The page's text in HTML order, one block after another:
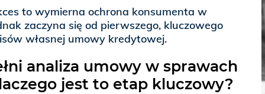
to wymierna ochrona konsumenta w
zaczyna się od pierwszego, kluczowego
własnej umowy kredytowej.
analiza umowy w sprawach
jest to etap kluczowy?